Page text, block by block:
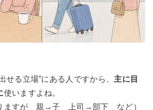
せる立場”にある人ですから、 主に目
使いますよね。
ますが 親→子 上司→部下 など）